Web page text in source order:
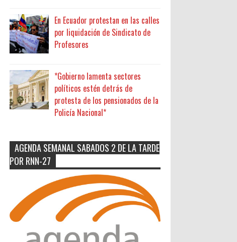
En Ecuador protestan en las calles
por liquidación de Sindicato de
Profesores
*Gobierno lamenta sectores
políticos estén detrás de
protesta de los pensionados de la
Policía Nacional*
AGENDA SEMANAL SABADOS 2 DE LA TARDE
POR RNN-27